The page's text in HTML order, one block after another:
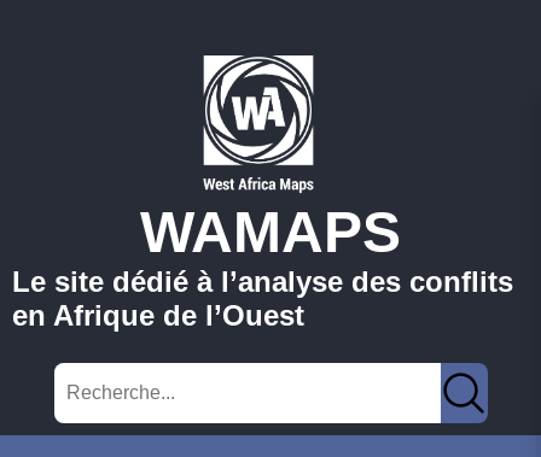
WAMAPS
Le site dédié à l’analyse des conflits
en Afrique de l’Ouest